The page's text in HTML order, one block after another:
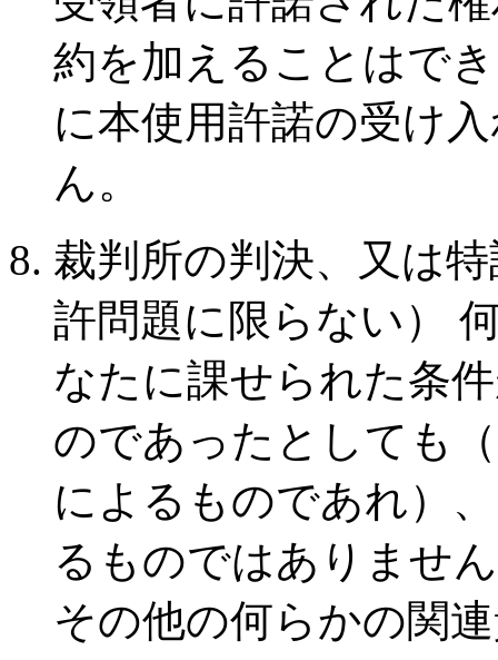
約を加えることはで
に本使用許諾の受け
ん。
裁判所の判決、又は
許問題に限らない）
なたに課せられた条
のであったとしても
によるものであれ）
るものではありませ
その他の何らかの関